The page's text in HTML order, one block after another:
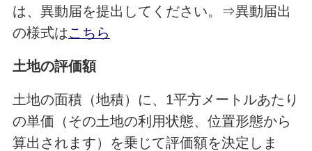
は、異動届を提出してください。⇒異動届出
の様式はこちら
土地の評価額
土地の面積（地積）に、1平方メートルあたり
の単価（その土地の利用状態、位置形態から
算出されます）を乗じて評価額を決定しま